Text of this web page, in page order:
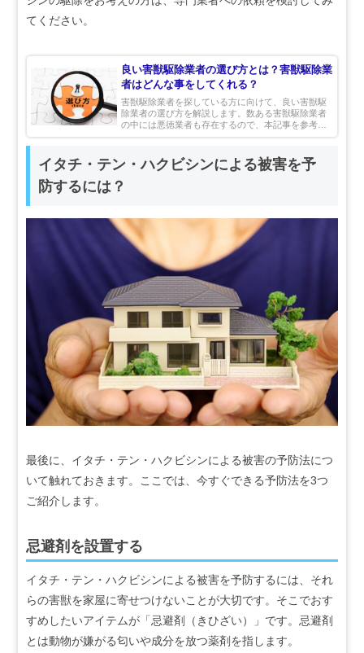
てください。
良い害獣駆除業者の選び方とは？害獣駆除業
者はどんな事をしてくれる？
害獣駆除業者を探している方に向けて、良い害獣駆
除業者の選び方を解説します。数ある害獣駆除業者
の中には悪徳業者も存在するので、本記事を参考に
優良な業者を選びましょう。あわせて害獣駆除業者
ひチェックしてみてください。
イタチ・テン・ハクビシンによる被害を予
防するには？
最後に、イタチ・テン・ハクビシンによる被害の予防法につ
いて触れておきます。ここでは、今すぐできる予防法を3つ
ご紹介します。
忌避剤を設置する
イタチ・テン・ハクビシンによる被害を予防するには、それ
らの害獣を家屋に寄せつけないことが大切です。そこでおす
すめしたいアイテムが「忌避剤（きひざい）」です。忌避剤
とは動物が嫌がる匂いや成分を放つ薬剤を指します。